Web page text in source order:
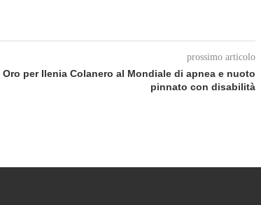
prossimo articolo
Oro per Ilenia Colanero al Mondiale di apnea e nuoto
pinnato con disabilità